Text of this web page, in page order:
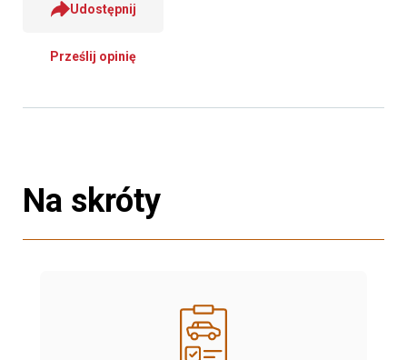
Udostępnij
Prześlij opinię
Na skróty